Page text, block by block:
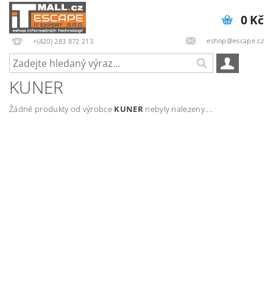
+(420) 283 872 213 eshop@escape.cz
0 Kč
KUNER
Žádné produkty od výrobce KUNERnebyly nalezeny....